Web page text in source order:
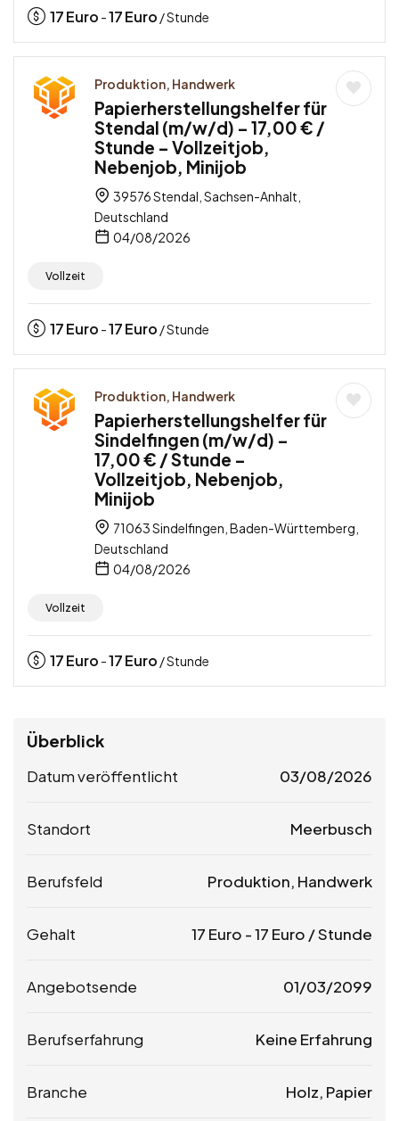
17Euro -17Euro / Stunde
Produktion, Handwerk
Papierherstellungshelfer für
Stendal (m/w/d) – 17,00 € /
Stunde – Vollzeitjob,
Nebenjob, Minijob
39576 Stendal, Sachsen-Anhalt,
Deutschland
04/08/2026
Vollzeit
17Euro -17Euro / Stunde
Produktion, Handwerk
Papierherstellungshelfer für
Sindelfingen (m/w/d) –
17,00 € / Stunde –
Vollzeitjob, Nebenjob,
Minijob
71063 Sindelfingen, Baden-Württemberg,
Deutschland
04/08/2026
Vollzeit
17Euro -17Euro / Stunde
Überblick
Datum veröffentlicht 03/08/2026
Standort Meerbusch
Berufsfeld Produktion, Handwerk
Gehalt 17 Euro -17 Euro / Stunde
Angebotsende 01/03/2099
Berufserfahrung Keine Erfahrung
Branche Holz, Papier